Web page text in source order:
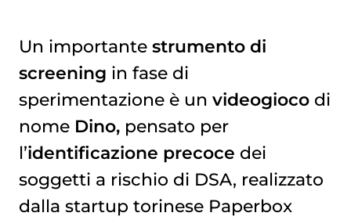
Un importante strumento di
screening in fase di
sperimentazione è un videogiocodi
nome Dino,pensato per
l’identificazione precoce dei
soggetti a rischio di DSA, realizzato
dalla startup torinese Paperbox